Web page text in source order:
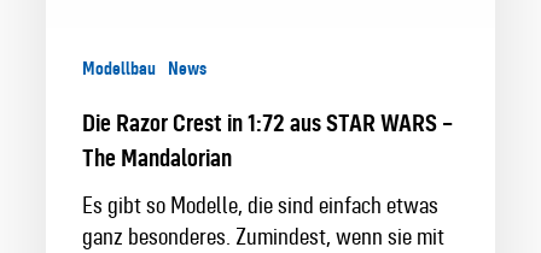
Modellbau News
Die Razor Crest in 1:72 aus STAR WARS –
The Mandalorian
Es gibt so Modelle, die sind einfach etwas
ganz besonderes. Zumindest, wenn sie mit